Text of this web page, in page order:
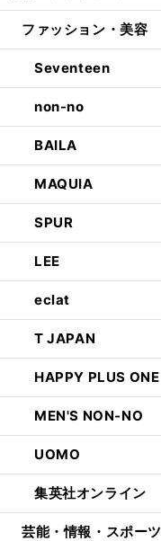
ファッション・美容
Seventeen
non-no
BAILA
MAQUIA
SPUR
LEE
eclat
T JAPAN
HAPPY PLUS ONE
MEN'S NON-NO
UOMO
集英社オンライン
芸能・情報・スポーツ